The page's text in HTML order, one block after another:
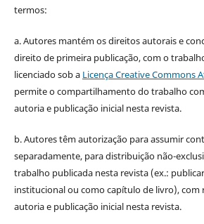
termos:
a. Autores mantém os direitos autorais e
direito de primeira publicação, com o
licenciado sob a Licença Creative Commons
permite o compartilhamento do trabalho
autoria e publicação inicial nesta revista.
b. Autores têm autorização para assumir
separadamente, para distribuição não-
trabalho publicada nesta revista (ex.:
institucional ou como capítulo de livro), com
autoria e publicação inicial nesta revista.